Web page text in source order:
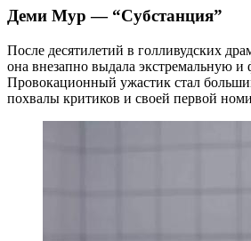
Деми Мур — “Субстанция”
После десятилетий в голливудских
она внезапно выдала экстремальную
Провокационный ужастик стал
похвалы критиков и своей первой